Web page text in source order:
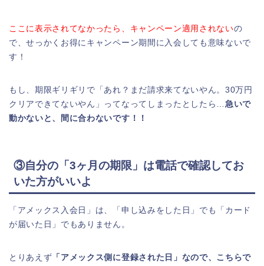
ここに表示されてなかったら、キャンペーン適用されないの
で、せっかくお得にキャンペーン期間に入会しても意味ないで
す！
もし、期限ギリギリで「あれ？まだ請求来てないやん。30万円
クリアできてないやん」ってなってしまったとしたら… 急いで
動かないと、間に合わないです！！
③自分の「3ヶ月の期限」は電話で確認してお
いた方がいいよ
「アメックス入会日」は、「申し込みをした日」でも「カード
が届いた日」でもありません。
とりあえず 「アメックス側に登録された日」なので、こちらで